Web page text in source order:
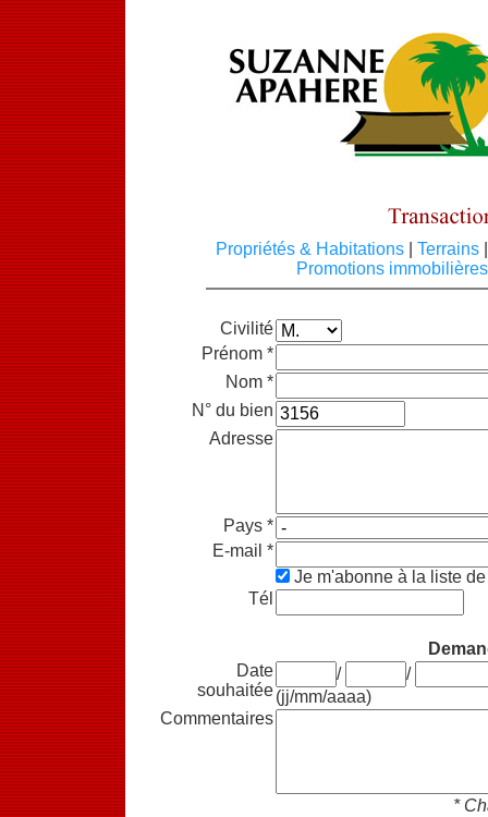
Propriétés & Habitations Terrains
Promotions
Civilité
Prénom *
Nom *
N° du bien
Adresse
Pays *
E-mail *
Je m'abonne à la liste
Tél
Date
souhaitée
/
/
(jj/mm/aaaa)
Commentaires
*